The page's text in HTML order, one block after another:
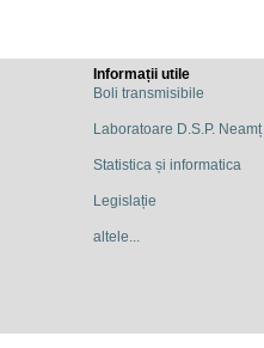
Informații utile
Boli transmisibile
Laboratoare D.S.P. Neamț
Statistica și informatica
Legislație
altele...